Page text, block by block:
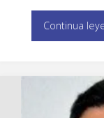
Continua